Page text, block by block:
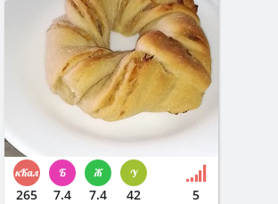
265 7.4 7.4 42 5